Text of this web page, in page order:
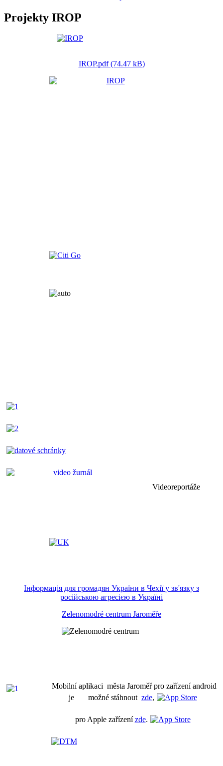
Projekty IROP
IROP.pdf (74.47 kB)
Videoreportáže
Інформація для громадян України в Чехії у зв'язку з
російською агресією в Україні
Zelenomodré centrum Jaroměře
Mobilní aplikaci města Jaroměř pro zařízení android
je možné stáhnout zde,
pro Apple zařízenízde.